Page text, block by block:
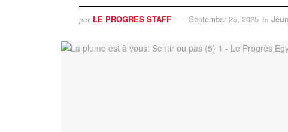
par LE PROGRES STAFF September 25, 2025 in